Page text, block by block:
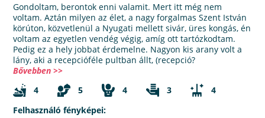
Gondoltam, berontok enni valamit. Mert itt még nem
voltam. Aztán milyen az élet, a nagy forgalmas Szent István
körúton, közvetlenül a Nyugati mellett sivár, üres kongás, én
voltam az egyetlen vendég végig, amíg ott tartózkodtam.
Pedig ez a hely jobbat érdemelne. Nagyon kis arany volt a
lány, aki a recepcióféle pultban állt, (recepció?
Bővebben >>
4
5 4 3
4
Felhasználó fényképei: